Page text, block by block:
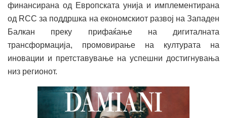
финансирана од Европската унија и имплементирана
од RCC за поддршка на економскиот развој на Западен
Балкан преку прифаќање на дигиталната
трансформација, промовирање на културата на
иновации и претставување на успешни достигнувања
низ регионот.